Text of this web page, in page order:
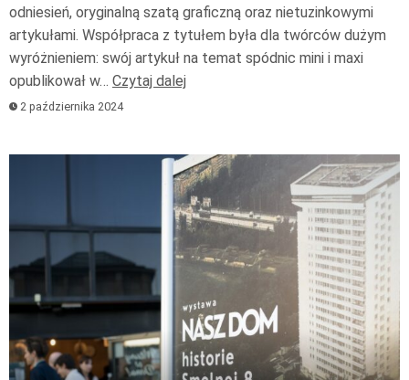
odniesień, oryginalną szatą graficzną oraz nietuzinkowymi
artykułami. Współpraca z tytułem była dla twórców dużym
wyróżnieniem: swój artykuł na temat spódnic mini i maxi
opublikował w… Czytaj dalej
2 października 2024